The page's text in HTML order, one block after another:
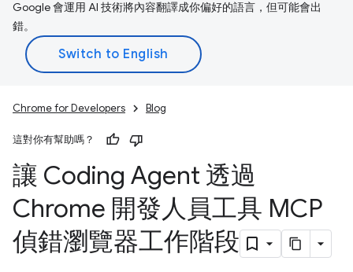
Google 會運用 AI 技術將內容翻譯成你偏好的語言，但可能會出
錯。
Chrome for Developers Blog
這對你有幫助嗎？
讓 Coding Agent 透過
Chrome 開發人員工具 MCP
偵錯瀏覽器工作階段